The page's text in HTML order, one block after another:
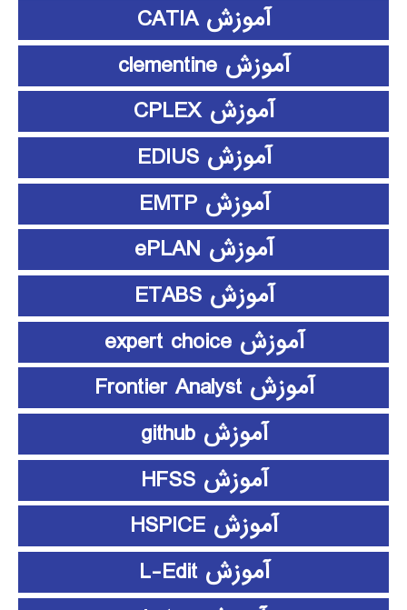
آموزش CATIA
آموزش clementine
آموزش CPLEX
آموزش EDIUS
آموزش EMTP
آموزش ePLAN
آموزش ETABS
آموزش expert choice
آموزش Frontier Analyst
آموزش github
آموزش HFSS
آموزش HSPICE
آموزش L-Edit